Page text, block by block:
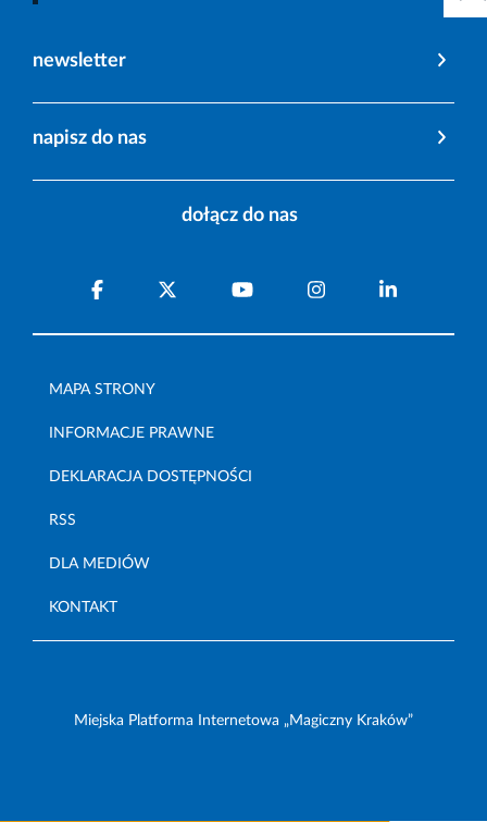
newsletter
napisz do nas
dołącz do nas
MAPA STRONY
INFORMACJE PRAWNE
DEKLARACJA DOSTĘPNOŚCI
RSS
DLA MEDIÓW
KONTAKT
Miejska Platforma Internetowa „Magiczny Kraków”